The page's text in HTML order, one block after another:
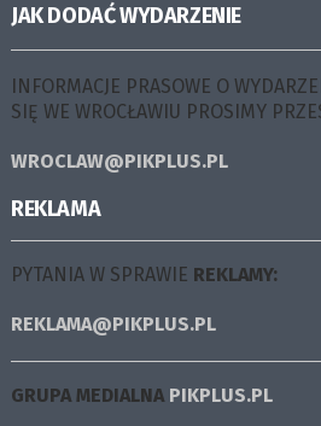
JAK DODAĆ WYDARZENIE
INFORMACJE PRASOWE O
SIĘ WE WROCŁAWIU PROSIMY
WROCLAW@PIKPLUS.PL
REKLAMA
PYTANIA W SPRAWIE REKLAMY:
REKLAMA@PIKPLUS.PL
GRUPA MEDIALNA PIKPLUS.PL